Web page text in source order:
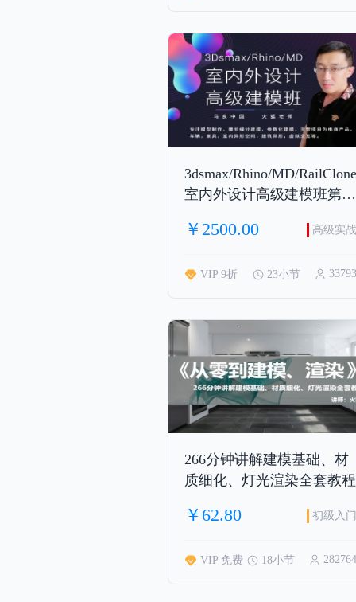
3dsmax/Rhino/MD/
室内外设计高级建模班第五
￥2500.00 高级实战
VIP 9折 23小节 33793
266分钟讲解建模基础、材
质细化、灯光渲染全套教程
￥62.80 初级入门
VIP 免费 18小节 282764